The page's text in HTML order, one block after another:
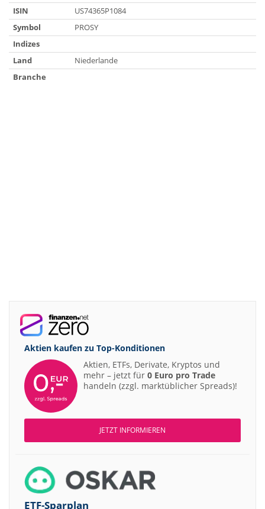
ISIN
US74365P1084
Symbol
PROSY
Indizes
Land
Niederlande
Branche
Aktien kaufen zu Top-Konditionen
Aktien, ETFs, Derivate, Kryptos und
mehr – jetzt für 0 Euro pro Trade
handeln (zzgl. marktüblicher Spreads)!
JETZT INFORMIEREN
ETF-Sparplan